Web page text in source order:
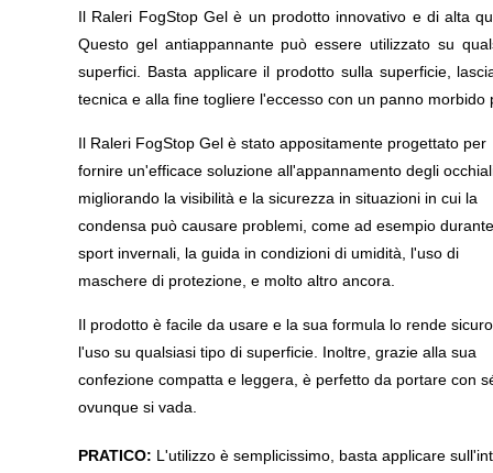
Il Raleri FogStop Gel è un prodotto innovativo e di alta
Questo gel antiappannante può essere utilizzato su
superfici. Basta applicare il prodotto sulla superficie,
tecnica e alla fine togliere l'eccesso con un panno
Il Raleri FogStop Gel è stato appositamente progettato per
fornire un'efficace soluzione all'appannamento degli
migliorando la visibilità e la sicurezza in situazioni in cui la
condensa può causare problemi, come ad esempio
sport invernali, la guida in condizioni di umidità, l'uso di
maschere di protezione, e molto altro ancora.
Il prodotto è facile da usare e la sua formula lo rende
l'uso su qualsiasi tipo di superficie. Inoltre, grazie alla sua
confezione compatta e leggera, è perfetto da portare con
ovunque si vada.
PRATICO: L'utilizzo è semplicissimo, basta applicare